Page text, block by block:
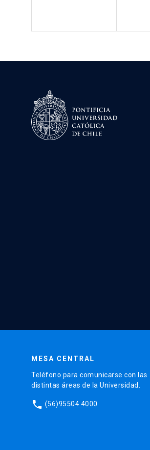
MESA CENTRAL
Teléfono para comunicarse con las
distintas áreas de la Universidad.
phone (56)95504 4000